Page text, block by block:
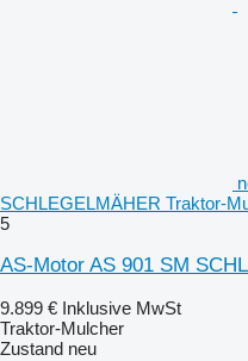
SCHLEGELMÄHER Traktor-
5
AS-Motor AS 901 SM
9.899 € Inklusive MwSt
Traktor-Mulcher
Zustand neu